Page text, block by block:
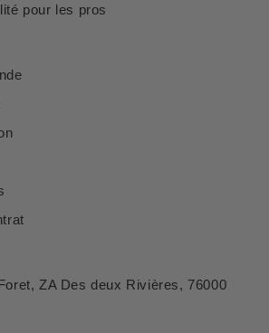
pour les pros
ZA Des deux Rivières, 76000